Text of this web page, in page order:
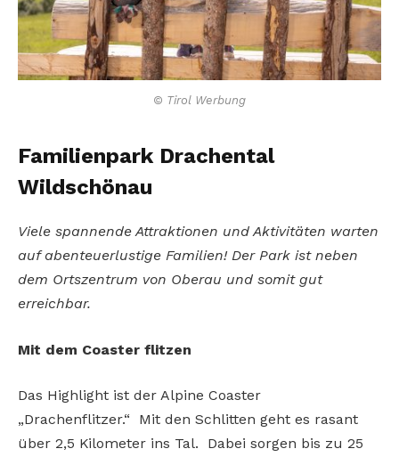
© Tirol Werbung
Familienpark Drachental
Wildschönau
Viele spannende Attraktionen und Aktivitäten warten
auf abenteuerlustige Familien! Der Park ist neben
dem Ortszentrum von Oberau und somit gut
erreichbar.
Mit dem Coaster flitzen
Das Highlight ist der Alpine Coaster
„Drachenflitzer.“ Mit den Schlitten geht es rasant
über 2,5 Kilometer ins Tal. Dabei sorgen bis zu 25